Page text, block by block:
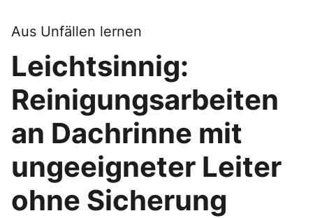
Aus Unfällen lernen
Leichtsinnig:
Reinigungsarbeiten
an Dachrinne mit
ungeeigneter Leiter
ohne Sicherung